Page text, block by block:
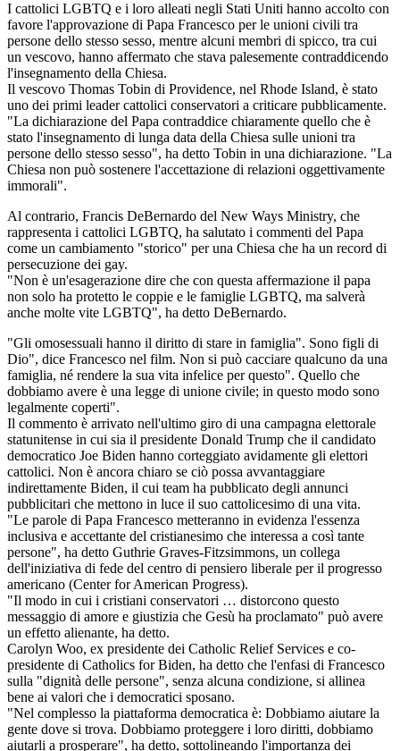
I cattolici LGBTQ e i loro alleati negli Stati Uniti hanno accolto con
favore l'approvazione di Papa Francesco per le unioni civili tra
persone dello stesso sesso, mentre alcuni membri di spicco, tra cui
un vescovo, hanno affermato che stava palesemente contraddicendo
l'insegnamento della Chiesa.
Il vescovo Thomas Tobin di Providence, nel Rhode Island, è stato
uno dei primi leader cattolici conservatori a criticare pubblicamente.
"La dichiarazione del Papa contraddice chiaramente quello che è
stato l'insegnamento di lunga data della Chiesa sulle unioni tra
persone dello stesso sesso", ha detto Tobin in una dichiarazione. "La
Chiesa non può sostenere l'accettazione di relazioni oggettivamente
immorali".
Al contrario, Francis DeBernardo del New Ways Ministry, che
rappresenta i cattolici LGBTQ, ha salutato i commenti del Papa
come un cambiamento "storico" per una Chiesa che ha un record di
persecuzione dei gay.
"Non è un'esagerazione dire che con questa affermazione il papa
non solo ha protetto le coppie e le famiglie LGBTQ, ma salverà
anche molte vite LGBTQ", ha detto DeBernardo.
"Gli omosessuali hanno il diritto di stare in famiglia". Sono figli di
Dio", dice Francesco nel film. Non si può cacciare qualcuno da una
famiglia, né rendere la sua vita infelice per questo". Quello che
dobbiamo avere è una legge di unione civile; in questo modo sono
legalmente coperti".
Il commento è arrivato nell'ultimo giro di una campagna elettorale
statunitense in cui sia il presidente Donald Trump che il candidato
democratico Joe Biden hanno corteggiato avidamente gli elettori
cattolici. Non è ancora chiaro se ciò possa avvantaggiare
indirettamente Biden, il cui team ha pubblicato degli annunci
pubblicitari che mettono in luce il suo cattolicesimo di una vita.
"Le parole di Papa Francesco metteranno in evidenza l'essenza
inclusiva e accettante del cristianesimo che interessa a così tante
persone", ha detto Guthrie Graves-Fitzsimmons, un collega
dell'iniziativa di fede del centro di pensiero liberale per il progresso
americano (Center for American Progress).
"Il modo in cui i cristiani conservatori … distorcono questo
messaggio di amore e giustizia che Gesù ha proclamato" può avere
un effetto alienante, ha detto.
Carolyn Woo, ex presidente dei Catholic Relief Services e co-
presidente di Catholics for Biden, ha detto che l'enfasi di Francesco
sulla "dignità delle persone", senza alcuna condizione, si allinea
bene ai valori che i democratici sposano.
"Nel complesso la piattaforma democratica è: Dobbiamo aiutare la
gente dove si trova. Dobbiamo proteggere i loro diritti, dobbiamo
aiutarli a prosperare", ha detto, sottolineando l'importanza dei